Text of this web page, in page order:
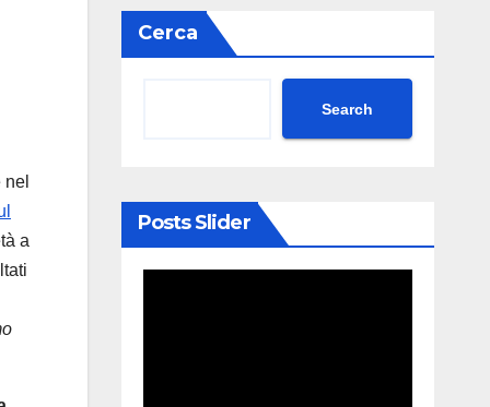
a
Cerca
Search
Posts Slider